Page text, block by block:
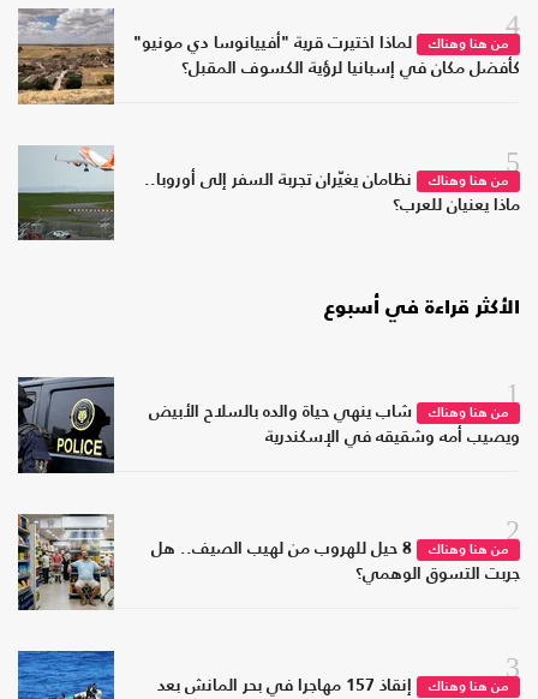
4
من هنا وهناك
لماذا اختيرت قرية "أفييانوسا دي مونيو"
كأفضل مكان في إسبانيا لرؤية الكسوف المقبل؟
5
من هنا وهناك
نظامان يغيّران تجربة السفر إلى أوروبا..
ماذا يعنيان للعرب؟
الأكثر قراءة في أسبوع
1
من هنا وهناك
شاب ينهي حياة والده بالسلاح الأبيض
ويصيب أمه وشقيقه في الإسكندرية
2
من هنا وهناك
8 حيل للهروب من لهيب الصيف.. هل
جربت التسوق الوهمي؟
3
من هنا وهناك
إنقاذ 157 مهاجرا في بحر المانش بعد